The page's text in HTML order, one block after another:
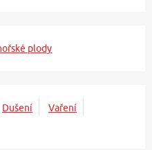
plody
Dušení
Vaření